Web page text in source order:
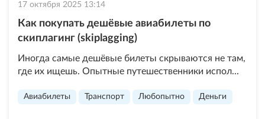
17 октября 2025 13:14
Как покупать дешёвые авиабилеты по
скиплагинг (skiplagging)
Иногда самые дешёвые билеты скрываются не там,
где их ищешь. Опытные путешественники испол...
Авиабилеты Транспорт Любопытно Деньги